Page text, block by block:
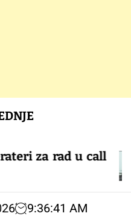
rad u call
9:36:41 AM